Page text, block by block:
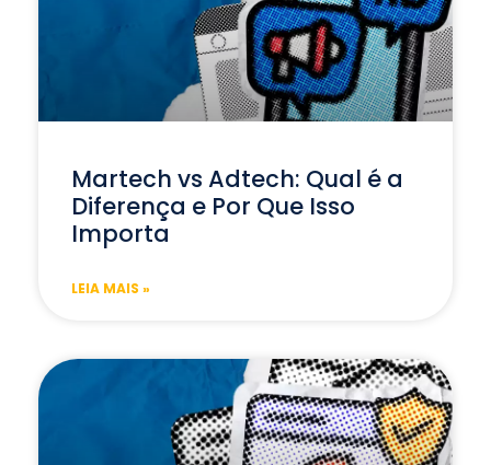
Martech vs Adtech: Qual é a
Diferença e Por Que Isso
Importa
LEIA MAIS »